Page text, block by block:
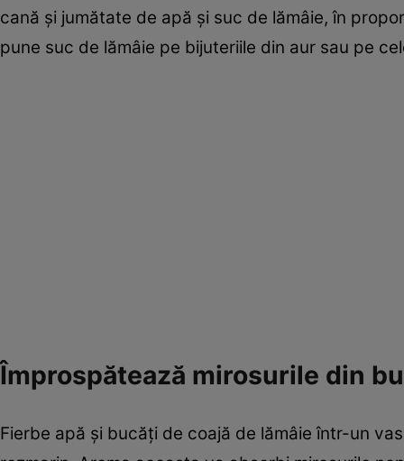
cană şi jumătate de apă şi suc de lămâie, în
pune suc de lămâie pe bijuteriile din aur sau pe
Împrospătează mirosurile din
Fierbe apă şi bucăţi de coajă de lămâie într-un